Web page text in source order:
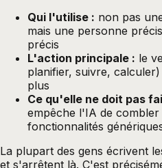
Qui l'utilise : non pas
mais une personne
précis
L'action principale : le
planifier, suivre,
plus
Ce qu'elle ne doit pas
empêche l'IA de combler
fonctionnalités
La plupart des gens écrivent
et s'arrêtent là. C'est